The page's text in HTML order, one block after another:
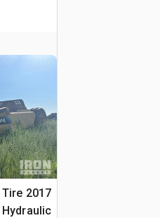
Tire
Hydraulic جراف ساحب